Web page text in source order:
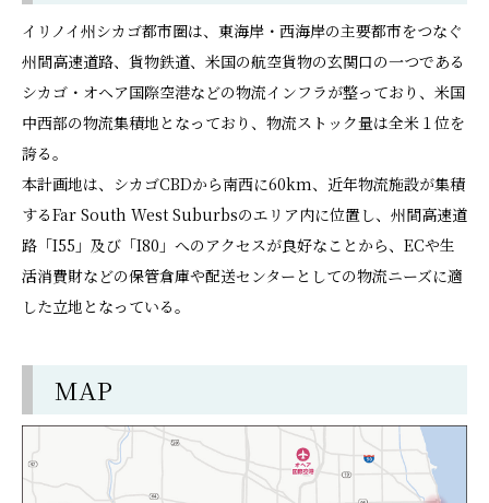
イリノイ州シカゴ都市圏は、東海岸・西海岸の主要都市をつなぐ
州間高速道路、貨物鉄道、米国の航空貨物の玄関口の一つである
シカゴ・オヘア国際空港などの物流インフラが整っており、米国
中西部の物流集積地となっており、物流ストック量は全米１位を
誇る。
本計画地は、シカゴCBDから南西に60km、近年物流施設が集積
するFar South West Suburbsのエリア内に位置し、州間高速道
路「I55」及び「I80」へのアクセスが良好なことから、ECや生
活消費財などの保管倉庫や配送センターとしての物流ニーズに適
した立地となっている。
MAP